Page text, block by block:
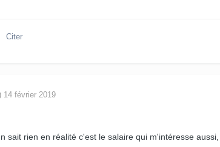
Citer
14 février 2019
sait rien en réalité c'est le salaire qui m'intéresse